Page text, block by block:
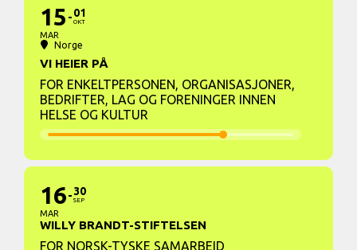
15
MAR
01
OKT
Norge
VI HEIER PÅ
FOR ENKELTPERSONEN, ORGANISASJONER,
BEDRIFTER, LAG OG FORENINGER INNEN
HELSE OG KULTUR
16
MAR
30
SEP
WILLY BRANDT-STIFTELSEN
FOR NORSK-TYSKE SAMARBEID